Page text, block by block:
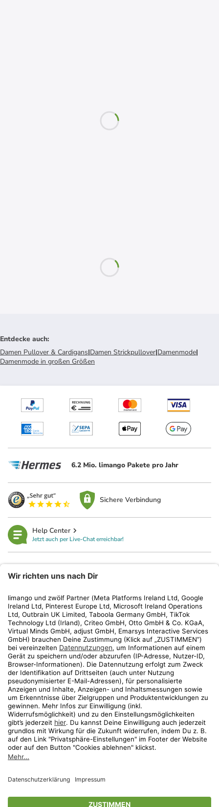
Entdecke auch:
Damen Pullover & Cardigans|Damen Strickpullover|Damenmode|
Damenmode in großen Größen
6.2 Mio. limango Pakete pro Jahr
Sichere Verbindung
Help Center
Jetzt auch per Live-Chat erreichbar!
Kundenservice
Shop
Aktionen
Travel